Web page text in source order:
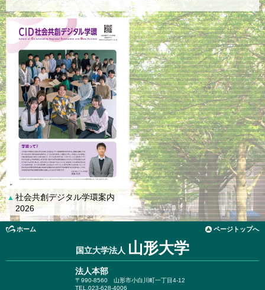
▲ 社会共創デジタル学環案内
2026
ホーム ページトップへ
国立大学法人 山形大学
法人本部
〒990-8560 山形市小白川町一丁目4-12
TEL.023-628-4006